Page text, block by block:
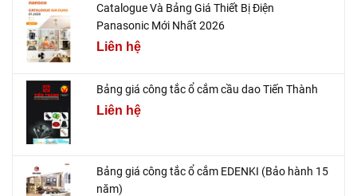
Catalogue Và Bảng Giá Thiết Bị Điện
Panasonic Mới Nhất 2026
Liên hệ
Bảng giá công tắc ổ cắm cầu dao Tiến Thành
Liên hệ
Bảng giá công tắc ổ cắm EDENKI (Bảo hành 15
năm)